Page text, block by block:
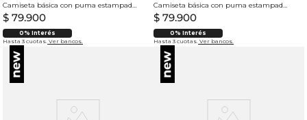
Camiseta básica con puma estampado para mujer
$ 79.900
0% Interés
Hasta 3 cuotas. Ver bancos.
Camiseta básica con puma estampado para mujer
$ 79.900
0% Interés
Hasta 3 cuotas. Ver bancos.